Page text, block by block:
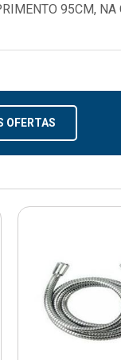
95CM, NA
OFERTAS